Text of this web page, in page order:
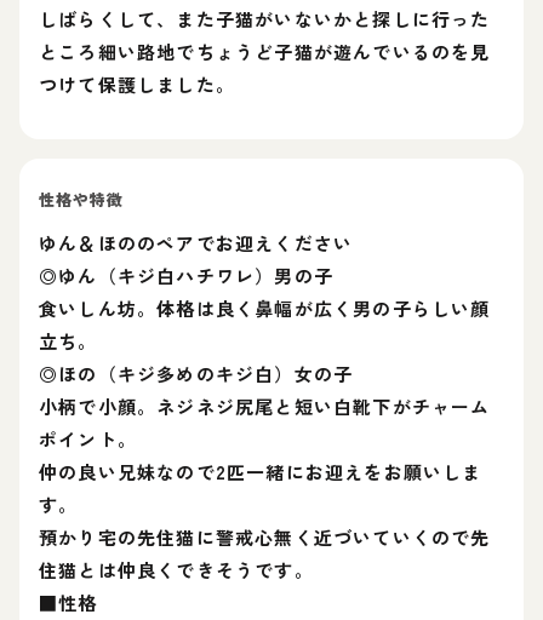
しばらくして、また子猫がいないかと探しに行った
ところ細い路地でちょうど子猫が遊んでいるのを見
つけて保護しました。
性格や特徴
ゆん＆ほののペアでお迎えください
◎ゆん（キジ白ハチワレ）男の子
食いしん坊。体格は良く鼻幅が広く男の子らしい顔
立ち。
◎ほの（キジ多めのキジ白）女の子
小柄で小顔。ネジネジ尻尾と短い白靴下がチャーム
ポイント。
仲の良い兄妹なので2匹一緒にお迎えをお願いしま
す。
預かり宅の先住猫に警戒心無く近づいていくので先
住猫とは仲良くできそうです。
■性格